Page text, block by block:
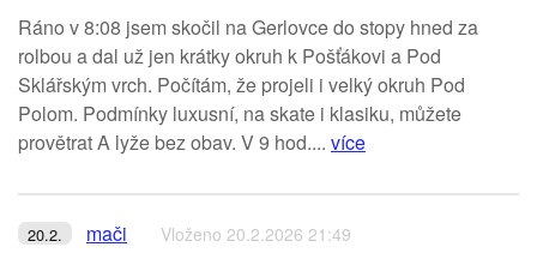
Ráno v 8:08 jsem skočil na Gerlovce do stopy hned za
rolbou a dal už jen krátky okruh k Pošťákovi a Pod
Sklářským vrch. Počítám, že projeli i velký okruh Pod
Polom. Podmínky luxusní, na skate i klasiku, můžete
provětrat A lyže bez obav. V 9 hod.... více
20.2. mači Vloženo 20.2.2026 21:49